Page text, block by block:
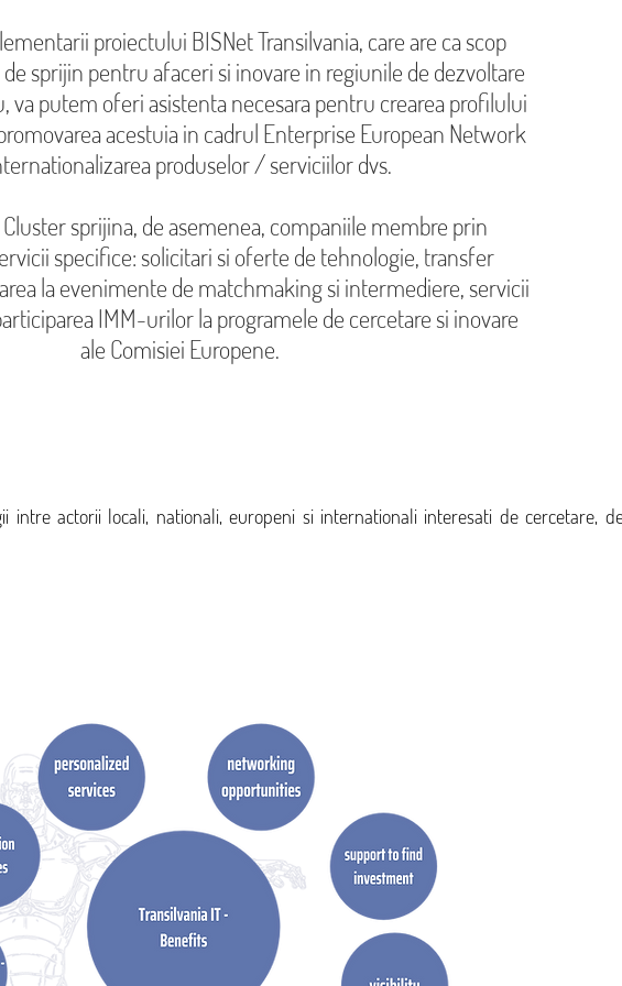
proiectului BISNet Transilvania, care are ca scop
sprijin pentru afaceri si inovare in regiunile de dezvoltare
va putem oferi asistenta necesara pentru crearea profilului
acestuia in cadrul Enterprise European Network
produselor / serviciilor dvs.
Cluster sprijina, de asemenea, companiile membre prin
specifice: solicitari si oferte de tehnologie, transfer
la evenimente de matchmaking si intermediere, servicii
IMM-urilor la programele de cercetare si inovare
ale Comisiei Europene.
intre actorii locali, nationali, europeni si internationali interesati de cercetare,